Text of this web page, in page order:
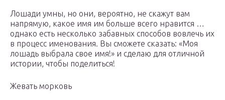
Лошади умны, но они, вероятно, не скажут вам
напрямую, какое имя им больше всего нравится …
однако есть несколько забавных способов вовлечь их
в процесс именования. Вы сможете сказать: «Моя
лошадь выбрала свое имя!» и сделаю для отличной
истории, чтобы поделиться!
Жевать морковь